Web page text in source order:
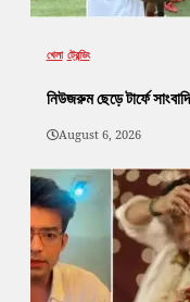
খেলা ট্রেন্ডিং
নিউজরুম ছেড়ে টার্ফে
August 6, 2026